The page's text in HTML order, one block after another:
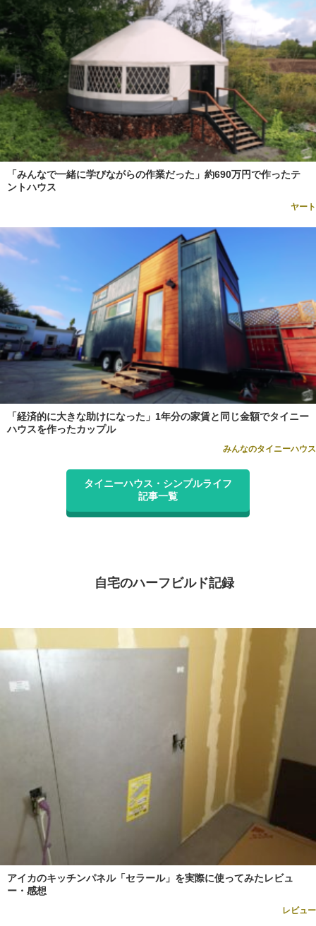
「みんなで一緒に学びながらの作業だった」約690万円で作ったテ
ントハウス
ヤート
「経済的に大きな助けになった」1年分の家賃と同じ金額でタイニー
ハウスを作ったカップル
みんなのタイニーハウス
タイニーハウス・シンプルライフ
記事一覧
自宅のハーフビルド記録
アイカのキッチンパネル「セラール」を実際に使ってみたレビュ
ー・感想
レビュー